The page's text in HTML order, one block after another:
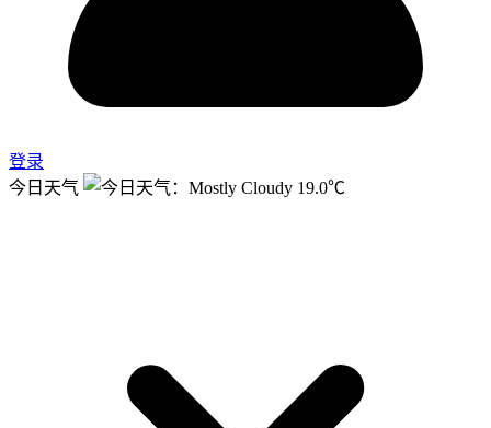
登录
今日天气
19.0℃